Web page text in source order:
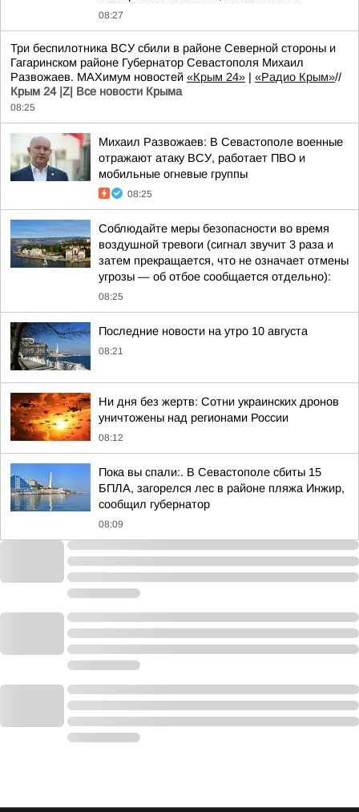
08:27
Три беспилотника ВСУ сбили в районе Северной стороны и
Гагаринском районе Губернатор Севастополя Михаил
Развожаев. MAXимум новостей «Крым 24» | «Радио Крым»//
Крым 24 |Z| Все новости Крыма
08:25
Михаил Развожаев: В Севастополе военные
отражают атаку ВСУ, работает ПВО и
мобильные огневые группы
08:25
Соблюдайте меры безопасности во время
воздушной тревоги (сигнал звучит 3 раза и
затем прекращается, что не означает отмены
угрозы — об отбое сообщается отдельно):
08:25
Последние новости на утро 10 августа
08:21
Ни дня без жертв: Сотни украинских дронов
уничтожены над регионами России
08:12
Пока вы спали:. В Севастополе сбиты 15
БПЛА, загорелся лес в районе пляжа Инжир,
сообщил губернатор
08:09